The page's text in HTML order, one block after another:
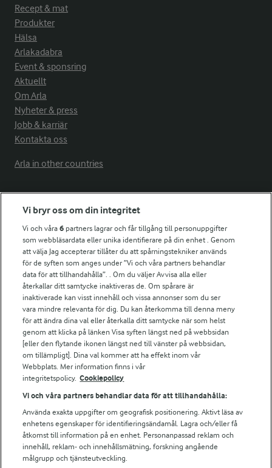
Recept & mat
Produkter
Hälsa
Arlakadabra
Event & sponsring
Aktuellt
Om Arla
Nyheter & press
Jobb & karriär
Kontakta oss
Arla in other countries
Fler Arlasajter
För ägare
Arlas kundportal
Arla.com
Falbygdens Ost
Arla webbshop
Bildbank
Följ oss
Vi bryr oss om din integritet
Vi och våra6 partners lagrar och får tillgång till personuppgifter
som webbläsardata eller unika identifierare på din enhet . Genom
att välja Jag accepterar tillåter du att spårningstekniker används
för de syften som anges under ”Vi och våra partners behandlar
data för att tillhandahålla”. . Om du väljer Avvisa alla eller
återkallar ditt samtycke inaktiveras de. Om spårare är
inaktiverade kan visst innehåll och vissa annonser som du ser
vara mindre relevanta för dig. Du kan återkomma till denna meny
för att ändra dina val eller återkalla ditt samtycke när som helst
genom att klicka på länken Visa syften längst ned på webbsidan
[eller den flytande ikonen längst ned till vänster på webbsidan,
om tillämpligt]. Dina val kommer att ha effekt inom vår
Webbplats. Mer information finns i vår
integritetspolicy. Cookiepolicy
Vi och våra partners behandlar data för att tillhandahålla:
Använda exakta uppgifter om geografisk positionering. Aktivt läsa av
enhetens egenskaper för identifieringsändamål. Lagra och/eller få
åtkomst till information på en enhet. Personanpassad reklam och
innehåll, reklam- och innehållsmätning, forskning angående
målgrupp och tjänsteutveckling.